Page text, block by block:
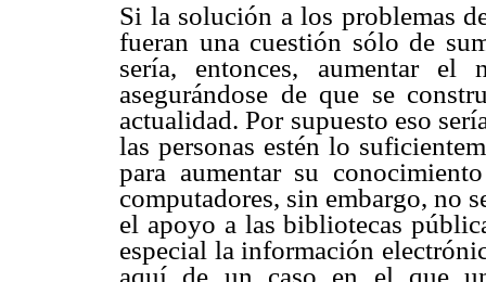
Si la solución a los problemas
fueran una cuestión sólo de
sería, entonces, aumentar el
asegurándose de que se
actualidad. Por supuesto eso
las personas estén lo
para aumentar su
computadores, sin embargo, no
el apoyo a las bibliotecas
especial la información